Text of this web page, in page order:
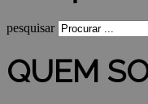
pesquisar
QUEM